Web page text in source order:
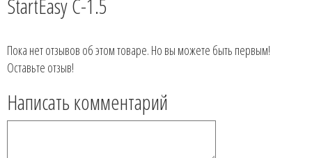
StartEasy C-1.5
Пока нет отзывов об этом товаре. Но вы можете быть первым!
Оставьте отзыв!
Написать комментарий